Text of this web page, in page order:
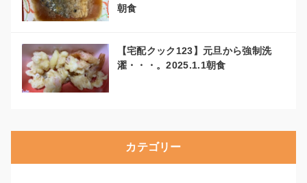
朝食
【宅配クック123】元旦から強制洗
濯・・・。2025.1.1朝食
カテゴリー